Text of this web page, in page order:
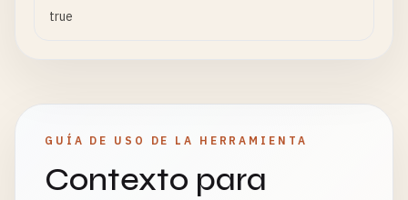
true
GUÍA DE USO DE LA HERRAMIENTA
Contexto para